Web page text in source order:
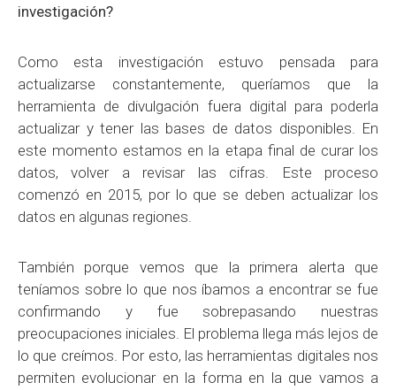
investigación?
Como esta investigación estuvo pensada para
actualizarse constantemente, queríamos que la
herramienta de divulgación fuera digital para poderla
actualizar y tener las bases de datos disponibles. En
este momento estamos en la etapa final de curar los
datos, volver a revisar las cifras. Este proceso
comenzó en 2015, por lo que se deben actualizar los
datos en algunas regiones.
También porque vemos que la primera alerta que
teníamos sobre lo que nos íbamos a encontrar se fue
confirmando y fue sobrepasando nuestras
preocupaciones iniciales. El problema llega más lejos de
lo que creímos. Por esto, las herramientas digitales nos
permiten evolucionar en la forma en la que vamos a